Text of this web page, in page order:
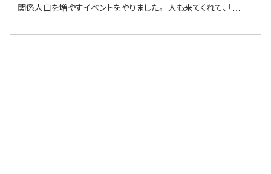
関係人口を増やすイベントをやりました。 人も来てくれて、「…